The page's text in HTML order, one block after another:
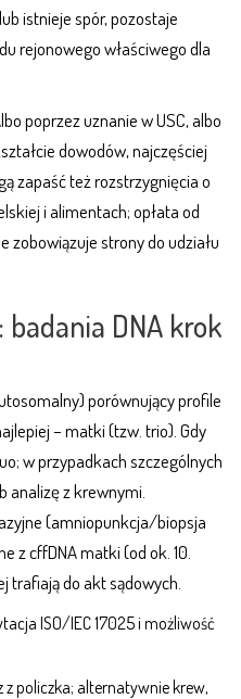
istnieje spór, pozostaje
rejonowego właściwego dla
poprzez uznanie w USC, albo
dowodów, najczęściej
zapaść też rozstrzygnięcia o
i alimentach; opłata od
zobowiązuje strony do udziału
DNA krok
porównujący profile
– matki (tzw. trio). Gdy
w przypadkach szczególnych
analizę z krewnymi.
(amniopunkcja/biopsja
z cffDNA matki (od ok. 10.
trafiają do akt sądowych.
ISO/IEC 17025 i możliwość
policzka; alternatywnie krew,